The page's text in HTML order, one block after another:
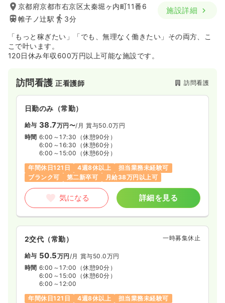
京都府京都市右京区太秦堀ヶ内町11番6
帷子ノ辻駅
3分
施設詳細
「もっと稼ぎたい」「でも、無理なく働きたい」その両方、こ
こで叶います。
120日休み年収600万円以上可能な施設です。
訪問看護正看護師 訪問看護
日勤のみ（常勤）
給与 38.7万円〜/月 賞与50.0万円
時間 6:00～17:30 （休憩90分）
6:00～16:30 （休憩60分）
6:00～15:00 （休憩60分）
年間休日121日
4週8休以上
担当業務未経験可
ブランク可
第二新卒可 月給38万円以上可
気になる 詳細を見る
2交代（常勤） 一時募集休止
給与 50.5万円 /月 賞与50.0万円
時間 6:00～17:00 （休憩90分）
6:00～15:00 （休憩60分）
6:00～12:00
年間休日121日
4週8休以上
担当業務未経験可